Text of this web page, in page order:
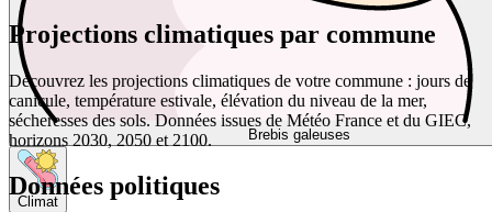
Brebis galeuses
Climat
Projections climatiques par commune
Découvrez les projections climatiques de votre commune : jours de
canicule, température estivale, élévation du niveau de la mer,
sécheresses des sols. Données issues de Météo France et du GIEC,
horizons 2030, 2050 et 2100.
Données politiques